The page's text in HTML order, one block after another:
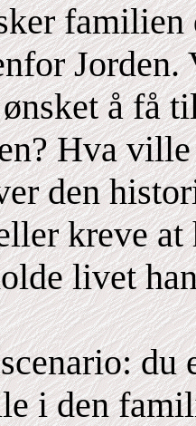
å få
Hva
den
kreve
livet
i den